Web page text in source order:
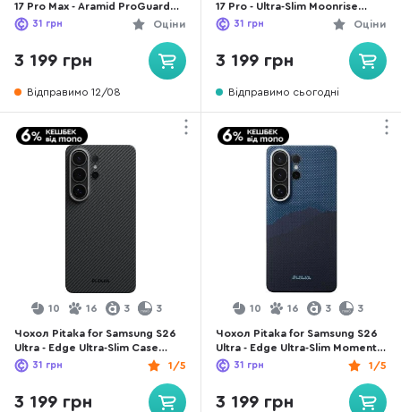
17 Pro Max - Aramid ProGuard
Moonrise (KI1703MGPM)
Оціни
31 грн
3 199 грн
Відправимо 12/08
17 Pro - Ultra-Slim Moonrise
(KI1703MP)
Оціни
31 грн
3 199 грн
Відправимо сьогодні
10 16 3 3
Чохол Pitaka for Samsung S26
Ultra - Edge Ultra-Slim Case
Classic Twill 600D Black/Grey
(KS2601U)
1/5
31 грн
3 199 грн
10 16 3 3
Чохол Pitaka for Samsung S26
Ultra - Edge Ultra-Slim Moment
Over The Horizon (KS2604U)1/5
31 грн
3 199 грн